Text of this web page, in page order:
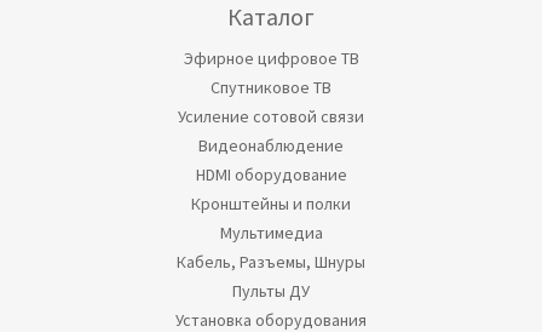
Каталог
Эфирное цифровое ТВ
Спутниковое ТВ
Усиление сотовой связи
Видеонаблюдение
HDMI оборудование
Кронштейны и полки
Мультимедиа
Кабель, Разъемы, Шнуры
Пульты ДУ
Установка оборудования